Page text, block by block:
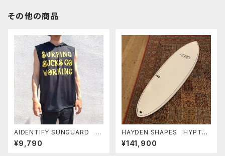
その他の商品
AIDENTIFY SUNGUARD T
ANK TEE WITH FOODY
”Sarcasm" サンガード ノ
¥9,790
HAYDEN SHAPES HYPTO
KRYPTO FUTURE FLEX カラ
ー WHITE ヘイデンシェイプ
¥141,900